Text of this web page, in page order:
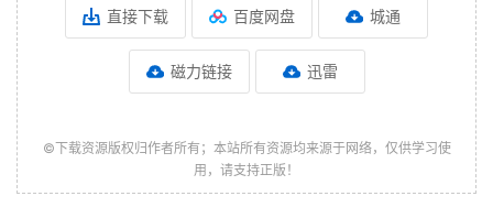
直接下载 百度网盘 城通
磁力链接 迅雷
©下载资源版权归作者所有；本站所有资源均来源于网络，仅供学习使
用，请支持正版！